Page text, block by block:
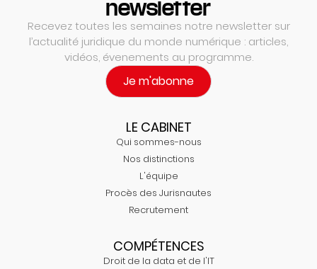
newsletter
Recevez toutes les semaines notre newsletter sur
l’actualité juridique du monde numérique : articles,
vidéos, évenements au programme.
Je m'abonne
LE CABINET
Qui sommes-nous
Nos distinctions
L'équipe
Procès des Jurisnautes
Recrutement
COMPÉTENCES
Droit de la data et de l'IT